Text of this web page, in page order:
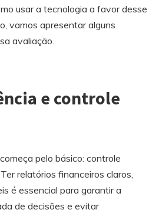
usar a tecnologia a favor desse
vamos apresentar alguns
avaliação.
e controle
pelo básico: controle
relatórios financeiros claros,
é essencial para garantir a
de decisões e evitar